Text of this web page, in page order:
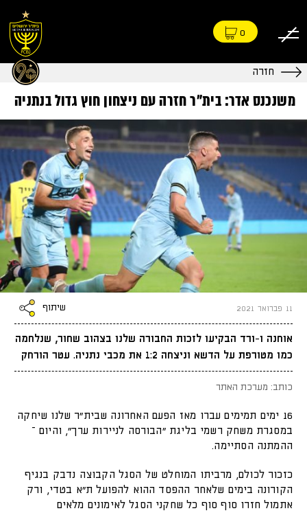
0
חזרה
משנכנס אדר: בית״ר חזרה עם ניצחון חוץ גדול בנתניה
11 פברואר 2021 שיתוף
אוחנה ו-ורד הבקיעו לזכות החבורה שלנו בצהוב שחור, שנלחמה
כמו מטורפת על הדשא וניצחה 1:2 את מכבי נתניה. עטר הורחק
כותב: מערכת האתר
16 ימים תמימים עברו מאז הפעם האחרונה שבית״ר שלנו שיחקה
במסגרת משחק רשמי בליגת "הבורסה לניירות ערך", והיום –
ההמתנה הסתיימה.
כזכור לכולם, מרביתו המוחלט של הסגל הקבוצה נדבק בנגיף
הקורונה בימים שלאחר ההפסד ההוא להפועל ת״א בטדי, ורק
אתמול חזרו סוף סוף כל שחקני הסגל לאימונים מלאים